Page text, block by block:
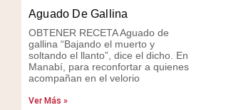
Aguado De Gallina
OBTENER RECETA Aguado de
gallina “Bajando el muerto y
soltando el llanto”, dice el dicho. En
Manabí, para reconfortar a quienes
acompañan en el velorio
Ver Más »